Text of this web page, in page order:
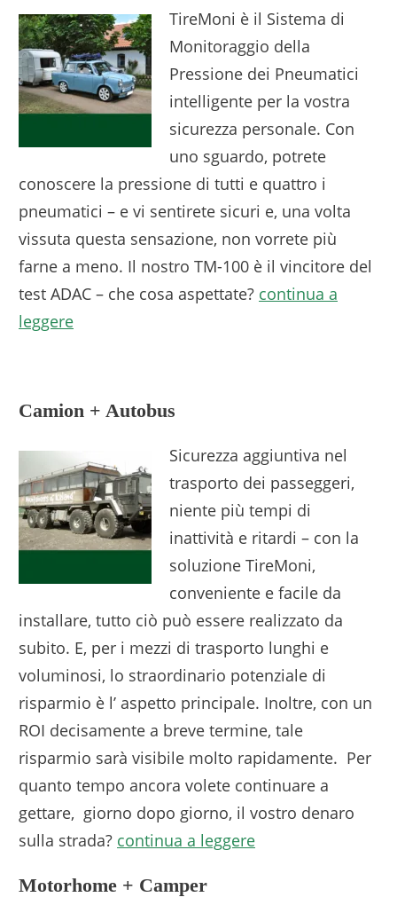
TireMoni è il Sistema di
Monitoraggio della
Pressione dei Pneumatici
intelligente per la vostra
sicurezza personale. Con
uno sguardo, potrete
conoscere la pressione di tutti e quattro i
pneumatici – e vi sentirete sicuri e, una volta
vissuta questa sensazione, non vorrete più
farne a meno. Il nostro TM-100 è il vincitore del
test ADAC – che cosa aspettate? continua a
leggere
Camion + Autobus
Sicurezza aggiuntiva nel
trasporto dei passeggeri,
niente più tempi di
inattività e ritardi – con la
soluzione TireMoni,
conveniente e facile da
installare, tutto ciò può essere realizzato da
subito. E, per i mezzi di trasporto lunghi e
voluminosi, lo straordinario potenziale di
risparmio è l’ aspetto principale. Inoltre, con un
ROI decisamente a breve termine, tale
risparmio sarà visibile molto rapidamente. Per
quanto tempo ancora volete continuare a
gettare, giorno dopo giorno, il vostro denaro
sulla strada? continua a leggere
Motorhome + Camper